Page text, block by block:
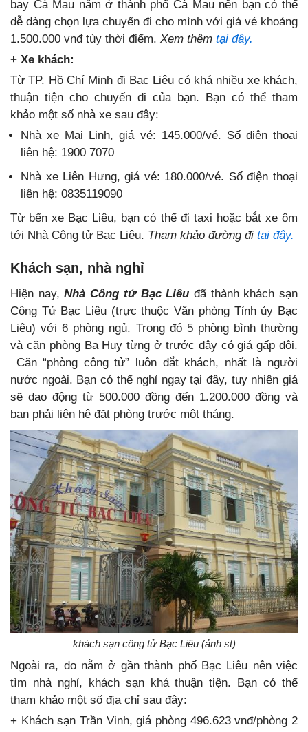
bay Cà Mau nằm ở thành phố Cà Mau nên bạn có thể
dễ dàng chọn lựa chuyến đi cho mình với giá vé khoảng
1.500.000 vnđ tùy thời điểm. Xem thêm tại đây.
+ Xe khách:
Từ TP. Hồ Chí Minh đi Bạc Liêu có khá nhiều xe khách,
thuận tiện cho chuyến đi của bạn. Bạn có thể tham
khảo một số nhà xe sau đây:
Nhà xe Mai Linh, giá vé: 145.000/vé. Số điện thoại
liên hệ: 1900 7070
Nhà xe Liên Hưng, giá vé: 180.000/vé. Số điện thoại
liên hệ: 0835119090
Từ bến xe Bạc Liêu, bạn có thể đi taxi hoặc bắt xe ôm
tới Nhà Công tử Bạc Liêu. Tham khảo đường đi tại đây.
Khách sạn, nhà nghỉ
Hiện nay,Nhà Công tử Bạc Liêu đã thành khách sạn
Công Tử Bạc Liêu (trực thuộc Văn phòng Tỉnh ủy Bạc
Liêu) với 6 phòng ngủ. Trong đó 5 phòng bình thường
và căn phòng Ba Huy từng ở trước đây có giá gấp đôi.
Căn “phòng công tử” luôn đắt khách, nhất là người
nước ngoài. Bạn có thể nghỉ ngay tại đây, tuy nhiên giá
sẽ dao động từ 500.000 đồng đến 1.200.000 đồng và
bạn phải liên hệ đặt phòng trước một tháng.
khách sạn công tử Bạc Liêu (ảnh st)
Ngoài ra, do nằm ở gần thành phố Bạc Liêu nên việc
tìm nhà nghỉ, khách sạn khá thuận tiện. Bạn có thể
tham khảo một số địa chỉ sau đây:
+ Khách sạn Trần Vinh, giá phòng 496.623 vnđ/phòng 2